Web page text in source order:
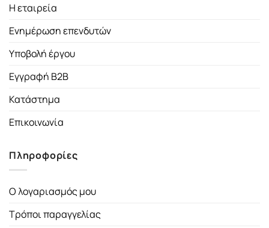
Η εταιρεία
Ενημέρωση επενδυτών
Υποβολή έργου
Εγγραφή B2B
Κατάστημα
Επικοινωνία
Πληροφορίες
Ο λογαριασμός μου
Τρόποι παραγγελίας